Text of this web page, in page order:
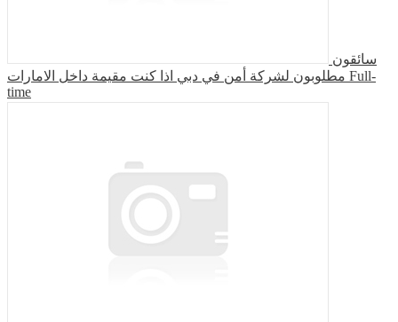
سائقون
مطلوبون لشركة أمن في دبي اذا كنت مقيمة داخل الامارات Full-
time